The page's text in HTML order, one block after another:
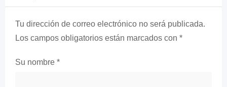
Tu dirección de correo electrónico no será publicada.
Los campos obligatorios están marcados con *
Su nombre *